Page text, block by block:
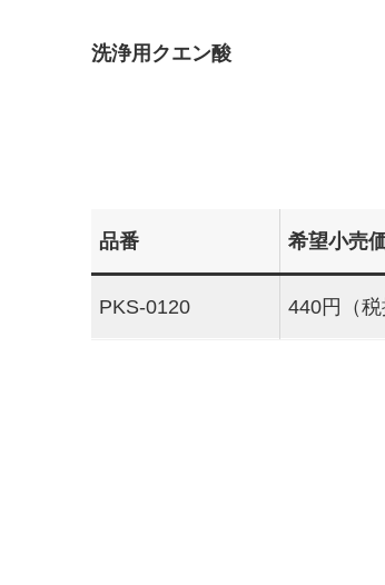
洗浄用クエン酸
品番 希望小売
PKS-0120 440円（税